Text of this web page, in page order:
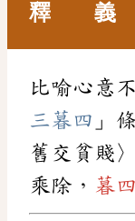
釋 義
比喻心意
三暮四 」
舊交貧賤
乘除， 暮